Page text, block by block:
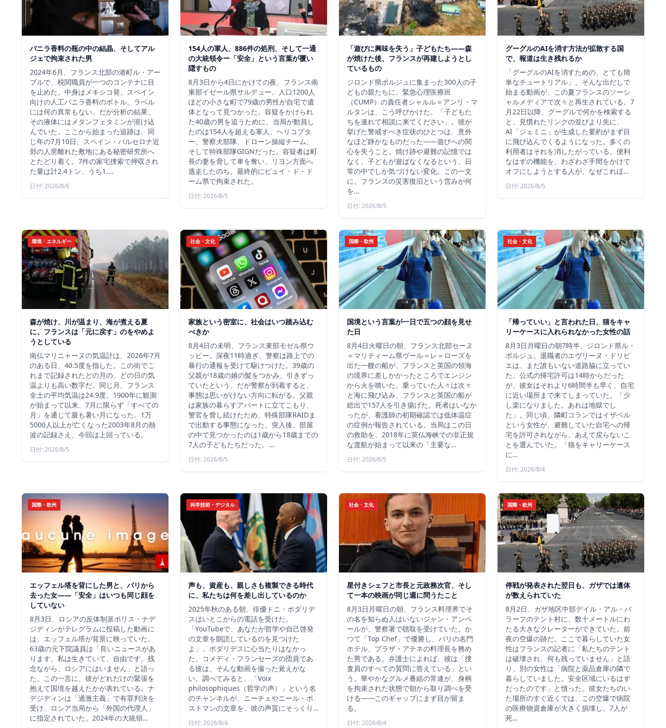
バニラ香料の瓶の中の結晶、そしてアル
ジェで拘束された男
2024年6月、フランス北部の港町ル・アー
ブルで、税関職員が一つのコンテナに目
を止めた。中身はメキシコ発、スペイン
向けの人工バニラ香料のボトル。ラベル
には何の異常もない。だが分析の結果、
その液体にはメタンフェタミンが溶け込
んでいた。ここから始まった追跡は、同
じ年の7月10日、スペイン・バルセロナ近
郊の人里離れた敷地にある秘密研究所へ
とたどり着く。7件の家宅捜索で押収され
た量は計2.4トン、うち1.…
日付: 2026/8/6
154人の軍人、886件の処刑、そして一通
の大統領令ー「安全」という言葉が覆い
隠すもの
8月3日から4日にかけての夜、フランス南
東部イゼール県サルデュー。人口1200人
ほどの小さな町で79歳の男性が自宅で遺
体となって見つかった。容疑をかけられ
た40歳の男を追うために、当局が動員し
たのは154人を超える軍人、ヘリコプタ
ー、警察犬部隊、ドローン操縦チーム、
そして特殊部隊GIGNだった。容疑者は町
長の妻を脅して車を奪い、リヨン方面へ
逃走したのち、最終的にピュイ・ド・ド
ーム県で拘束された。
日付: 2026/8/5
「遊びに興味を失う」子どもたち——森
が焼けた後、フランスが再建しようとし
ているもの
ジロンド県ポルジュに集まった300人の子
どもの親たちに、緊急心理医療班
（CUMP）の責任者シャルル＝アンリ・マ
ルタンは、こう呼びかけた。「子どもた
ちを連れて相談に来てください」。彼が
挙げた警戒すべき症状のひとつは、意外
なほど静かなものだった――遊びへの関
心を失うこと。焼け跡や避難の記憶では
なく、子どもが遊ばなくなるという、日
常の中でしか気づけない変化。この一文
に、フランスの災害復旧という営みが何
を…
日付: 2026/8/5
グーグルのAIを消す方法が拡散する国
で、報道は生き残れるか
「グーグルのAIを消すための、とても簡
単なチュートリアル」。そんな出だしで
始まる動画が、この夏フランスのソーシ
ャルメディアで次々と再生されている。7
月22日以降、グーグルで何かを検索する
と、見慣れたリンクの並びより先に、
AI「ジェミニ」が生成した要約がまず目
に飛び込んでくるようになった。多くの
利用者はそれを消したがっている。便利
なはずの機能を、わざわざ手間をかけて
オフにしようとする人が、なぜこれほ…
日付: 2026/8/5
環境・エネルギー
森が焼け、川が温まり、海が煮える夏
に、フランスは「元に戻す」のをやめよ
うとしている
南仏マリニャーヌの気温計は、2026年7月
のある日、40.5度を指した。この街でこ
れまで記録されたどの月の、どの日の気
温よりも高い数字だ。同じ月、フランス
全土の平均気温は24.9度。1900年に観測
が始まって以来、7月に限らず「すべての
月」を通じて最も暑い月になった。1万
5000人以上が亡くなった2003年8月の熱
波の記録さえ、今回は上回っている。
日付: 2026/8/5
社会・文化
家族という密室に、社会はいつ踏み込む
べきか
8月4日の未明、フランス東部モゼル県ウ
ッピー。深夜11時過ぎ、警察は路上での
暴行の通報を受けて駆けつけた。39歳の
父親が18歳の娘の髪をつかみ、引きずっ
ていたという。だが警察が到着すると、
事態は思いがけない方向に転がる。父親
は家族の暮らすアパートに立てこもり、
警官を脅し続けたため、特殊部隊RAIDま
で出動する事態になった。突入後、部屋
の中で見つかったのは1歳から18歳までの
7人の子どもたちだった。…
日付: 2026/8/5
国際・欧州
国境という言葉が一日で五つの顔を見せ
た日
8月4日火曜日の朝、フランス北部セーヌ
＝マリティーム県ヴール＝レ＝ローズを
出た一艘の船が、フランスと英国の領海
の境界に差しかかったところでエンジン
から火を噴いた。乗っていた人々は次々
と海に飛び込み、フランスと英国の船が
総出で157人を引き揚げた。死者はいなか
ったが、看護師の初期確認では低体温症
の症例が報告されている。当局はこの日
の救助を、2018年に英仏海峡での非正規
な渡航が始まって以来の「主要な…
日付: 2026/8/5
社会・文化
「帰っていい」と言われた日、猫をキャ
リーケースに入れられなかった女性の話
8月3日月曜日の朝7時半、ジロンド県ル・
ポルジュ。退職者のエヴリーヌ・ドリビ
エは、まだ誰もいない道路脇に立ってい
た。公式の帰宅許可は14時からだった
が、彼女はそれより6時間半も早く、自宅
に近い場所まで来てしまっていた。「少
し楽になりました。あれは地獄でし
た」。同じ頃、隣町コランではイザベル
という女性が、避難していた自宅への帰
宅を許可されながら、あえて戻らないこ
とを選んでいた。「猫をキャリーケース
に…
日付: 2026/8/4
国際・欧州
エッフェル塔を背にした男と、パリから
去った女——「安全」はいつも同じ顔を
していない
8月3日、ロシアの反体制派ボリス・ナデ
ジディンがテレグラムに投稿した動画に
は、エッフェル塔が背景に映っていた。
63歳の元下院議員は「良いニュースがあ
ります。私は生きていて、自由です。残
念ながら、ロシアにはいません」と語っ
た。この一言に、彼がどれだけの緊張を
抱えて国境を越えたかが表れている。ナ
デジディンは「過激主義」で有罪判決を
受け、ロシア当局から「外国の代理人」
に指定されていた。2024年の大統領…
科学技術・デジタル
声も、資産も、親しさも複製できる時代
に、私たちは何を差し出しているのか
2025年秋のある朝、俳優ドニ・ポダリデ
スはいとこからの電話を受けた。
「YouTubeで、あなたが哲学や自己啓発
の文章を朗読しているのを見つけた
よ」。ポダリデスに心当たりはなかっ
た。コメディ・フランセーズの団員であ
る彼は、そんな動画を撮った覚えがな
い。調べてみると、「Voix
philosophiques（哲学の声）」という名
のチャンネルが、ニーチェやニール・ポ
ストマンの文章を、彼の声質にそっくり…
日付: 2026/8/4
社会・文化
星付きシェフと市長と元政務次官、そし
て一本の映画が同じ週に問うたこと
8月3日月曜日の朝、フランス料理界でそ
の名を知らぬ人はいないジャン・アンベ
ールが、警察署で聴取を受けていた。か
つて「Top Chef」で優勝し、パリの名門
ホテル、プラザ・アテネの料理長を務め
た男である。弁護士によれば、彼は「捜
査員のすべての質問に答えている」とい
う。華やかなグルメ番組の常連が、身柄
を拘束された状態で朝から取り調べを受
ける――このギャップにまず目が留ま
る。
日付: 2026/8/4
国際・欧州
停戦が発表された翌日も、ガザでは遺体
が数えられていた
8月2日、ガザ地区中部デイル・アル・バ
ラーフのテント村に、数十メートルにわ
たる大きなクレーターができていた。前
夜の空爆の跡だ。ここで暮らしていた女
性はフランスの記者に「私たちのテント
は破壊され、何も残っていません」と語
り、別の女性は「病院と薬品倉庫の隣で
暮らしていました。安全区域にいるはず
だったのです」と憤った。彼女たちのい
た場所のすぐ近くでは、この空爆で病院
の医療物資倉庫が大きく損壊し、7人が
死…